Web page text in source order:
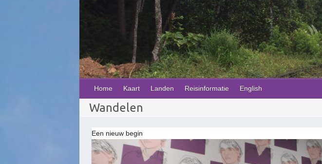
Home Kaart Landen Reisinformatie English
Wandelen
Een nieuw begin